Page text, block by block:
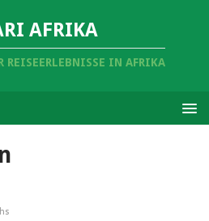
AFRIKA
REISEERLEBNISSE IN AFRIKA